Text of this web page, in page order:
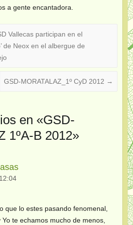
a gente encantadora.
Vallecas participan en el
de Neox en el albergue de
GSD-MORATALAZ_1º CyD 2012 →
en «GSD-
1ºA-B 2012»
que lo estes pasando fenomenal,
te echamos mucho de menos,